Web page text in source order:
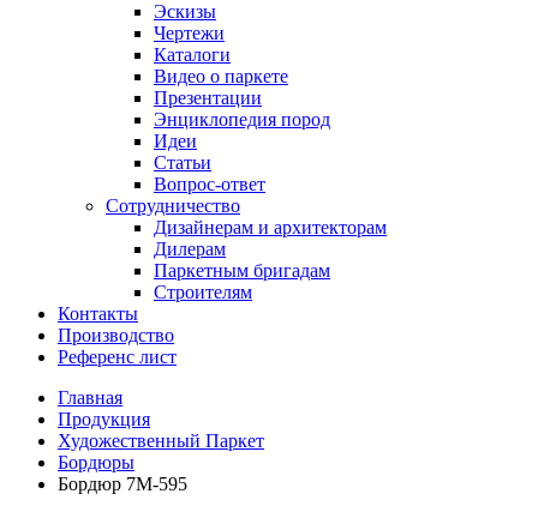
Эскизы
Чертежи
Каталоги
Видео о паркете
Презентации
Энциклопедия пород
Идеи
Статьи
Вопрос-ответ
Сотрудничество
Дизайнерам и архитекторам
Дилерам
Паркетным бригадам
Строителям
Контакты
Производство
Референс лист
Главная
Продукция
Художественный Паркет
Бордюры
Бордюр 7М-595